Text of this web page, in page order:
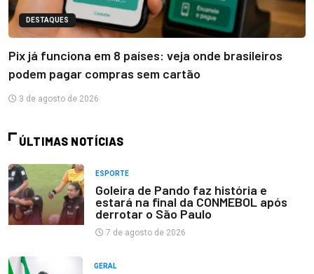
DESTAQUES
Pix já funciona em 8 países: veja onde brasileiros
podem pagar compras sem cartão
3 de agosto de 2026
ÚLTIMAS NOTÍCIAS
ESPORTE
Goleira de Pando faz história e
estará na final da CONMEBOL após
derrotar o São Paulo
7 de agosto de 2026
GERAL